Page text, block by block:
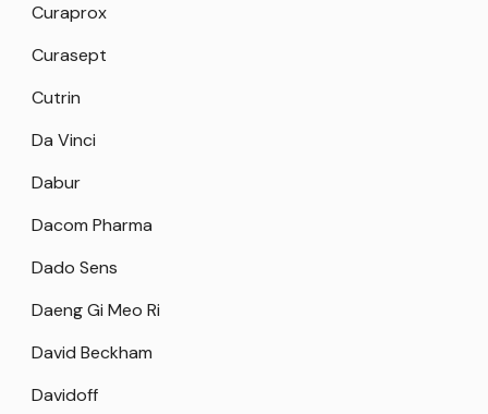
Curaprox
Curasept
Cutrin
Da Vinci
Dabur
Dacom Pharma
Dado Sens
Daeng Gi Meo Ri
David Beckham
Davidoff